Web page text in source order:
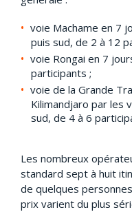
voie Machame en 7
puis sud, de 2 à 12
voie Rongai en 7
participants ;
voie de la Grande
Kilimandjaro par les
sud, de 4 à 6
Les nombreux
standard sept à huit
de quelques
prix varient du plus